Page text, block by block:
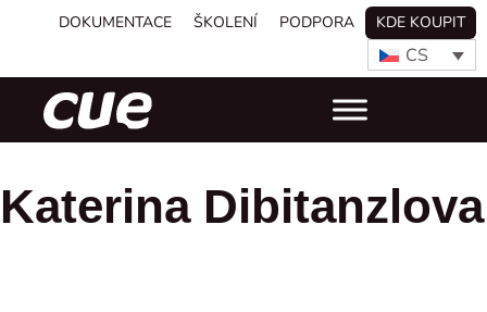
DOKUMENTACE ŠKOLENÍ PODPORA KDE KOUPIT
CS
Katerina Dibitanzlova